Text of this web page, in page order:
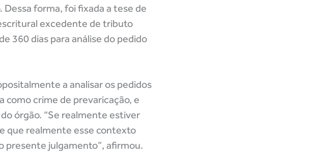
forma, foi fixada a tese de
excedente de tributo
360 dias para análise do pedido
a analisar os pedidos
como crime de prevaricação, e
órgão. “Se realmente estiver
que realmente esse contexto
presente julgamento”, afirmou.